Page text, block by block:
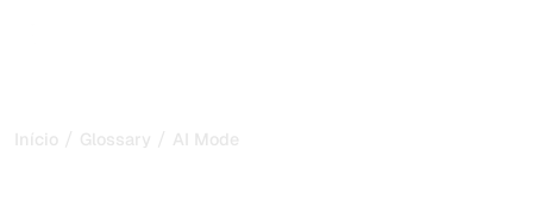
Início / Glossary / AI Mode